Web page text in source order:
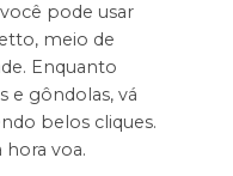
pode usar
meio de
Enquanto
e gôndolas, vá
belos cliques.
hora voa.